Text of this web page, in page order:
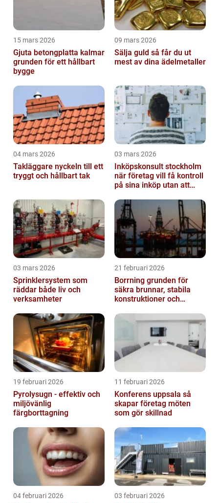
15 mars 2026
Gjuta betongplatta kalmar
grunden för ett hållbart
bygge
09 mars 2026
Sälja guld så får du ut
mest av dina ädelmetaller
04 mars 2026
Takläggare nyckeln till ett
tryggt och hållbart tak
03 mars 2026
Inköpskonsult stockholm
när företag vill få kontroll
på sina inköp utan att
03 mars 2026
Sprinklersystem som
räddar både liv och
verksamheter
21 februari 2026
Borrning grunden för
säkra brunnar, stabila
konstruktioner och
19 februari 2026
Pyrolysugn - effektiv och
miljövänlig
färgborttagning
11 februari 2026
Konferens uppsala så
skapar företag möten
som gör skillnad
04 februari 2026 03 februari 2026